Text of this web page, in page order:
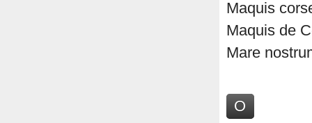
Maquis
Maquis de
Mare
O